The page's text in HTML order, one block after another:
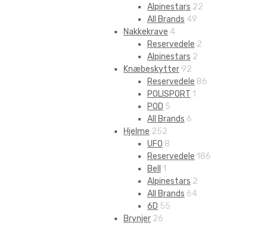
Alpinestars 22
All Brands 49
Nakkekrave 4
Reservedele 2
Alpinestars 2
Knæbeskytter 92
Reservedele 86
POLISPORT 1
POD 5
All Brands 6
Hjelme 252
UFO 8
Reservedele 186
Bell
1
Alpinestars 2
All Brands 64
6D 55
Brynjer 26